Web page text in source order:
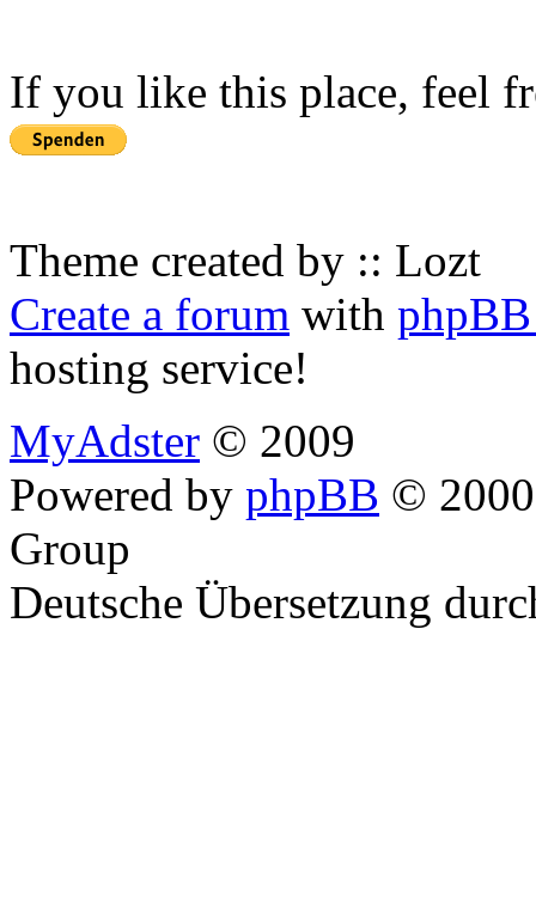
If you like this place, feel
Theme created by :: Lozt
Create a forum with
hosting service!
MyAdster © 2009
Powered by phpBB ©
Group
Deutsche Übersetzung